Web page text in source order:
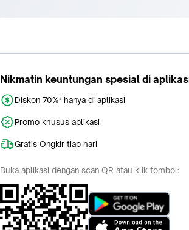
Nikmatin keuntungan spesial di
Diskon 70%* hanya di aplikasi
Promo khusus aplikasi
Gratis Ongkir tiap hari
Buka aplikasi dengan scan QR atau klik tombol: